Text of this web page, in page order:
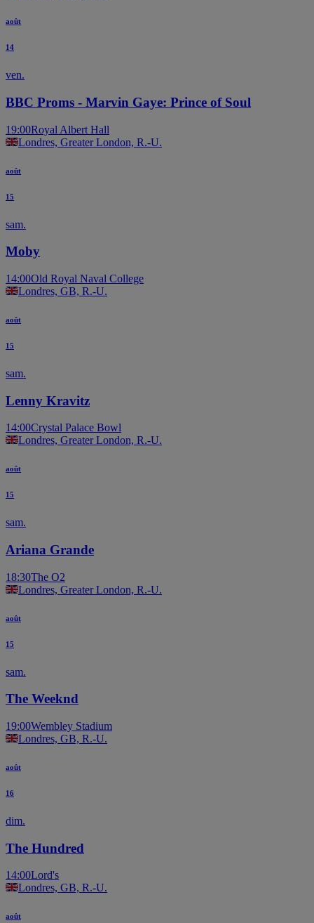
août
14
ven.
BBC Proms - Marvin Gaye: Prince of Soul
19:00Royal Albert Hall
Londres, Greater London, R.-U.
août
15
sam.
Moby
14:00Old Royal Naval College
Londres, GB, R.-U.
août
15
sam.
Lenny Kravitz
14:00Crystal Palace Bowl
Londres, Greater London, R.-U.
août
15
sam.
Ariana Grande
18:30The O2
Londres, Greater London, R.-U.
août
15
sam.
The Weeknd
19:00Wembley Stadium
Londres, GB, R.-U.
août
16
dim.
The Hundred
14:00Lord's
Londres, GB, R.-U.
août